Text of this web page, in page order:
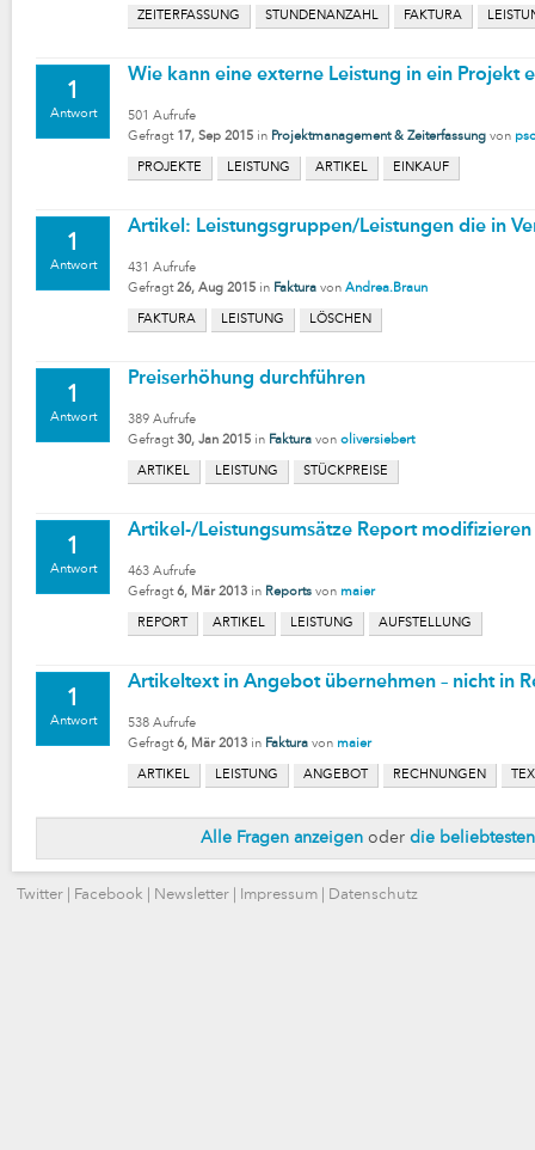
ZEITERFASSUNG STUNDENANZAHL FAKTURA
1
Antwort
Wie kann eine externe Leistung in ein Projekt
501 Aufrufe
Gefragt 17, Sep 2015 in Projektmanagement & Zeiterfassung von
PROJEKTE LEISTUNG ARTIKEL EINKAUF
1
Antwort
Artikel: Leistungsgruppen/Leistungen die in
431 Aufrufe
Gefragt 26, Aug 2015 in Faktura von Andrea.Braun
FAKTURA LEISTUNG LÖSCHEN
1
Antwort
Preiserhöhung durchführen
389 Aufrufe
Gefragt 30, Jan 2015 in Faktura von oliversiebert
ARTIKEL LEISTUNG STÜCKPREISE
1
Antwort
Artikel-/Leistungsumsätze Report modifizieren
463 Aufrufe
Gefragt 6, Mär 2013 in Reports von maier
REPORT ARTIKEL LEISTUNG AUFSTELLUNG
1
Antwort
Artikeltext in Angebot übernehmen – nicht in
538 Aufrufe
Gefragt 6, Mär 2013 in Faktura von maier
ARTIKEL LEISTUNG ANGEBOT RECHNUNGEN
Alle Fragen anzeigen oder die beliebtesten
Twitter Facebook Newsletter Impressum Datenschutz